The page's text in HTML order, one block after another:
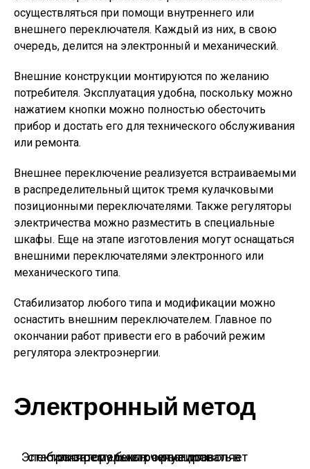
осуществляться при помощи внутреннего или
внешнего переключателя. Каждый из них, в свою
очередь, делится на электронный и механический.
Внешние конструкции монтируются по желанию
потребителя. Эксплуатация удобна, поскольку можно
нажатием кнопки можно полностью обесточить
прибор и достать его для технического обслуживания
или ремонта.
Внешнее переключение реализуется встраиваемыми
в распределительный щиток тремя кулачковыми
позиционными переключателями. Также регуляторы
электричества можно разместить в специальные
шкафы. Еще на этапе изготовления могут оснащаться
внешними переключателями электронного или
механического типа.
Стабилизатор любого типа и модификации можно
оснастить внешним переключателем. Главное по
окончании работ привести его в рабочий режим
регулятора электроэнергии.
Электронный метод
Электронное переключение позволяет стабилизатору быстро реагировать в экстремальных ситуациях